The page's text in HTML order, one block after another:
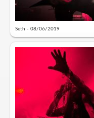
Seth - 08/06/2019